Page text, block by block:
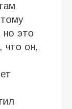
но это
что он,